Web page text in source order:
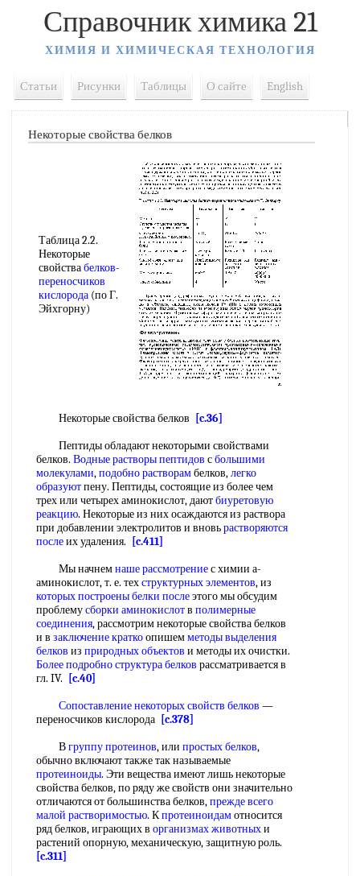
Справочник химика 21
ХИМИЯ И ХИМИЧЕСКАЯ ТЕХНОЛОГИЯ
Статьи Рисунки Таблицы О сайте English
Некоторые свойства белков
Таблица 2.2.
Некоторые
свойствабелков-
переносчиков
кислорода (по Г.
Эйхгорну)
Некоторые свойства белков
[c.36]
Пептиды обладают некоторыми свойствами
белков. Водные растворы пептидов сбольшими
молекулами,подобно растворамбелков,легко
образуютпену. Пептиды, состоящие из более чем
трех или четырех аминокислот, даютбиуретовую
реакцию. Некоторые из них осаждаются из раствора
при добавлении электролитов и вновьрастворяются
послеих удаления.
[c.411]
Мы начнемнаше рассмотрениес химии а-
аминокислот, т. е. техструктурных элементов, из
которых построеныбелки послеэтого мы обсудим
проблемусборки аминокислотв полимерные
соединения, рассмотрим некоторые свойства белков
и в заключение краткоопишемметоды выделения
белков из природных объектов и методы их очистки.
Более подробноструктура белков рассматривается в
гл. IV.
[c.40]
Сопоставление некоторыхсвойств белков —
переносчиков кислорода [c.378]
Вгруппу протеинов, или простых белков,
обычно включают также так называемые
протеиноиды. Эти вещества имеют лишь некоторые
свойства белков, по ряду же свойств они значительно
отличаются от большинства белков,прежде всего
малой растворимостью. Кпротеиноидамотносится
ряд белков, играющих в организмах животныхи
растений опорную, механическую, защитную роль.
[c.311]